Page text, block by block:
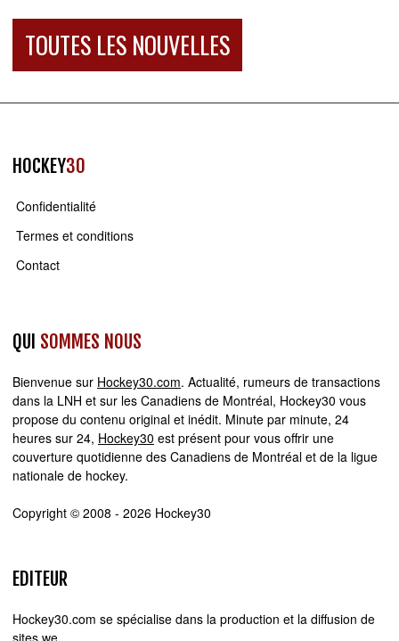
TOUTES LES NOUVELLES
HOCKEY30
Confidentialité
Termes et conditions
Contact
QUI SOMMES NOUS
Bienvenue sur Hockey30.com. Actualité, rumeurs de transactions
dans la LNH et sur les Canadiens de Montréal, Hockey30 vous
propose du contenu original et inédit. Minute par minute, 24
heures sur 24, Hockey30 est présent pour vous offrir une
couverture quotidienne des Canadiens de Montréal et de la ligue
nationale de hockey.
Copyright © 2008 - 2026 Hockey30
EDITEUR
Hockey30.com se spécialise dans la production et la diffusion de